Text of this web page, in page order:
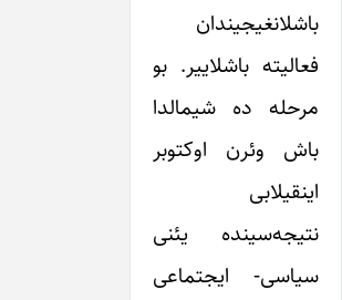
باشلانغیجیندان
فعالیته باشلاییر. بو
مرحله ده شیمالدا
باش وئرن اوکتوبر
اینقیلابی
نتیجه‌سینده یئنی
سیاسی- ایجتماعی